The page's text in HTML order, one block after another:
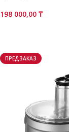
198 000,00 ₸
ПРЕДЗАКАЗ